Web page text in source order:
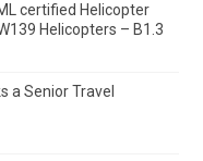
certified Helicopter
Helicopters – B1.3
a Senior Travel